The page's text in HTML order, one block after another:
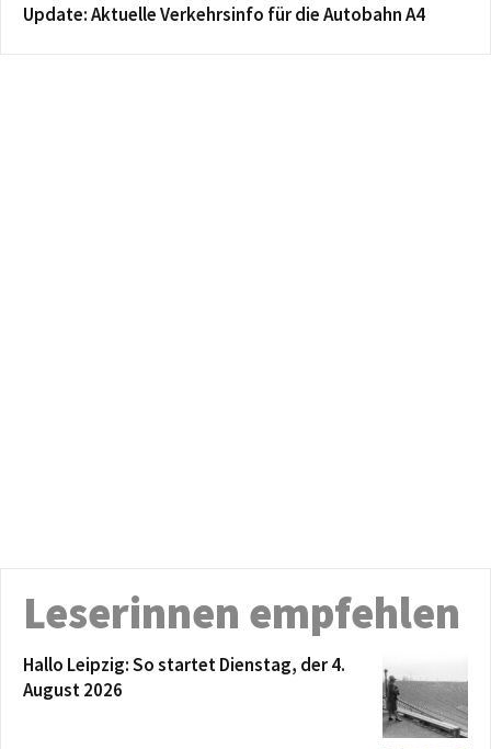
Update: Aktuelle Verkehrsinfo für die Autobahn A4
Leserinnen empfehlen
Hallo Leipzig: So startet Dienstag, der 4.
August 2026